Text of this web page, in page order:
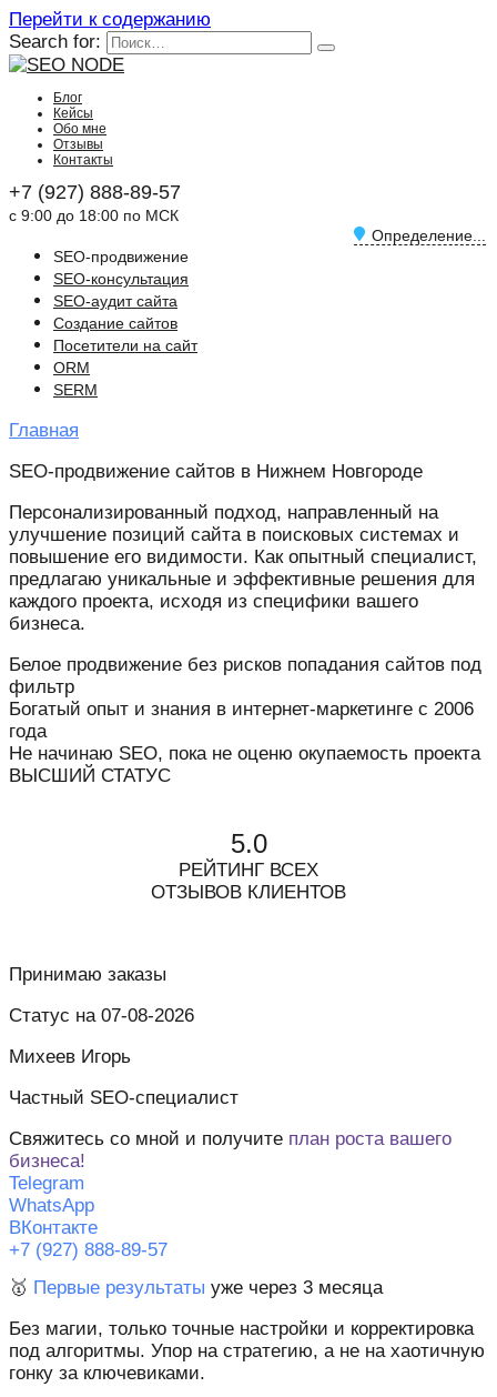
Перейти к содержанию
Search for:
Блог
Кейсы
Обо мне
Отзывы
Контакты
+7 (927) 888-89-57
с 9:00 до 18:00 по МСК
Определение...
SEO-продвижение
SEO-консультация
SEO-аудит сайта
Создание сайтов
Посетители на сайт
ORM
SERM
Главная
SEO-продвижение сайтов в Нижнем Новгороде
Персонализированный подход, направленный на
улучшение позиций сайта в поисковых системах и
повышение его видимости. Как опытный специалист,
предлагаю уникальные и эффективные решения для
каждого проекта, исходя из специфики вашего
бизнеса.
Белое продвижение без рисков попадания сайтов под
фильтр
Богатый опыт и знания в интернет-маркетинге с 2006
года
Не начинаю SEO, пока не оценю окупаемость проекта
ВЫСШИЙ СТАТУС
5.0
РЕЙТИНГ ВСЕХ
ОТЗЫВОВ КЛИЕНТОВ
Принимаю заказы
Статус на 07-08-2026
Михеев Игорь
Частный SEO-специалист
Свяжитесь со мной и получите план роста вашего
бизнеса!
Telegram
WhatsApp
ВКонтакте
+7 (927) 888-89-57
🥇 Первые результаты уже через 3 месяца
Без магии, только точные настройки и корректировка
под алгоритмы. Упор на стратегию, а не на хаотичную
гонку за ключевиками.